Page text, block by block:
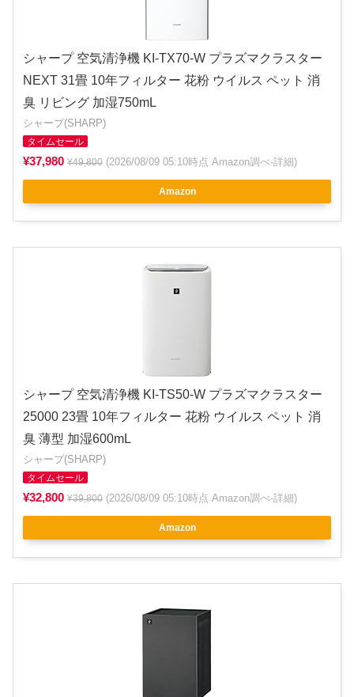
シャープ 空気清浄機 KI-TX70-W プラズマクラスター
NEXT 31畳 10年フィルター 花粉 ウイルス ペット 消
臭 リビング 加湿750mL
シャープ(SHARP)
タイムセール
¥37,980 ¥49,800 (2026/08/09 05:10時点 Amazon調べ-詳細)
Amazon
シャープ 空気清浄機 KI-TS50-W プラズマクラスター
25000 23畳 10年フィルター 花粉 ウイルス ペット 消
臭 薄型 加湿600mL
シャープ(SHARP)
タイムセール
¥32,800 ¥39,800 (2026/08/09 05:10時点 Amazon調べ-詳細)
Amazon